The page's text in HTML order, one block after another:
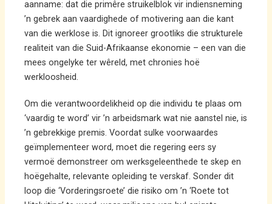
aanname: dat die primêre struikelblok vir indiensneming
’n gebrek aan vaardighede of motivering aan die kant
van die werklose is. Dit ignoreer grootliks die strukturele
realiteit van die Suid-Afrikaanse ekonomie – een van die
mees ongelyke ter wêreld, met chronies hoë
werkloosheid.
Om die verantwoordelikheid op die individu te plaas om
‘vaardig te word’ vir ’n arbeidsmark wat nie aanstel nie, is
’n gebrekkige premis. Voordat sulke voorwaardes
geïmplementeer word, moet die regering eers sy
vermoë demonstreer om werksgeleenthede te skep en
hoëgehalte, relevante opleiding te verskaf. Sonder dit
loop die ‘Vorderingsroete’ die risiko om ’n ‘Roete tot